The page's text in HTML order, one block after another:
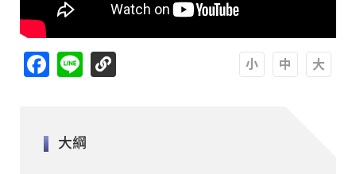
Facebook
Line
大綱